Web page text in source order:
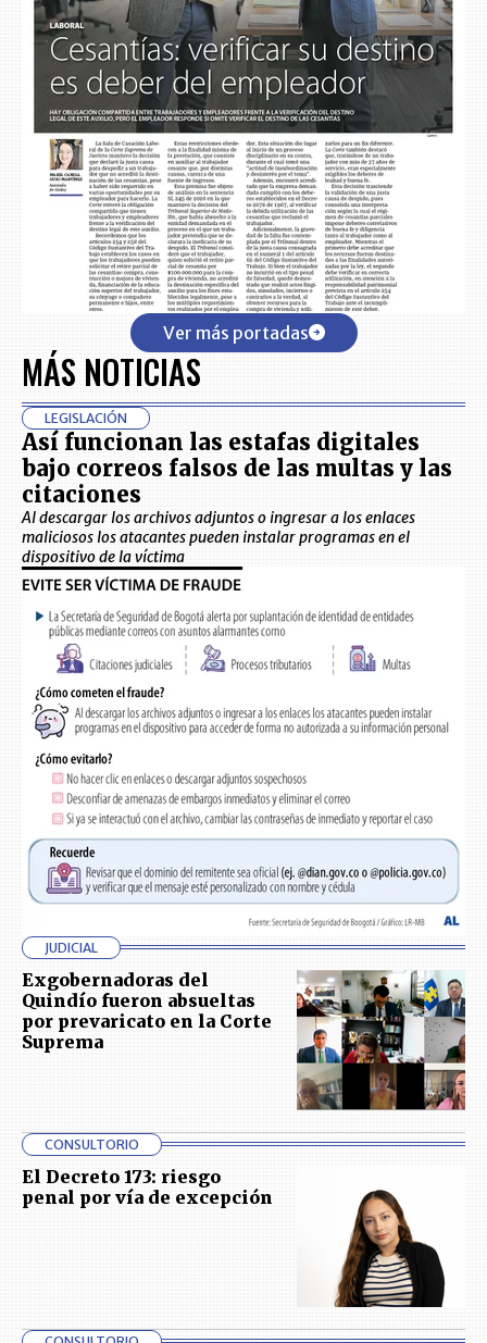
Ver más portadas
MÁS NOTICIAS
LEGISLACIÓN
Así funcionan las estafas digitales
bajo correos falsos de las multas y las
citaciones
Al descargar los archivos adjuntos o ingresar a los enlaces
maliciosos los atacantes pueden instalar programas en el
dispositivo de la víctima
JUDICIAL
Exgobernadoras del
Quindío fueron absueltas
por prevaricato en la Corte
Suprema
CONSULTORIO
El Decreto 173: riesgo
penal por vía de excepción